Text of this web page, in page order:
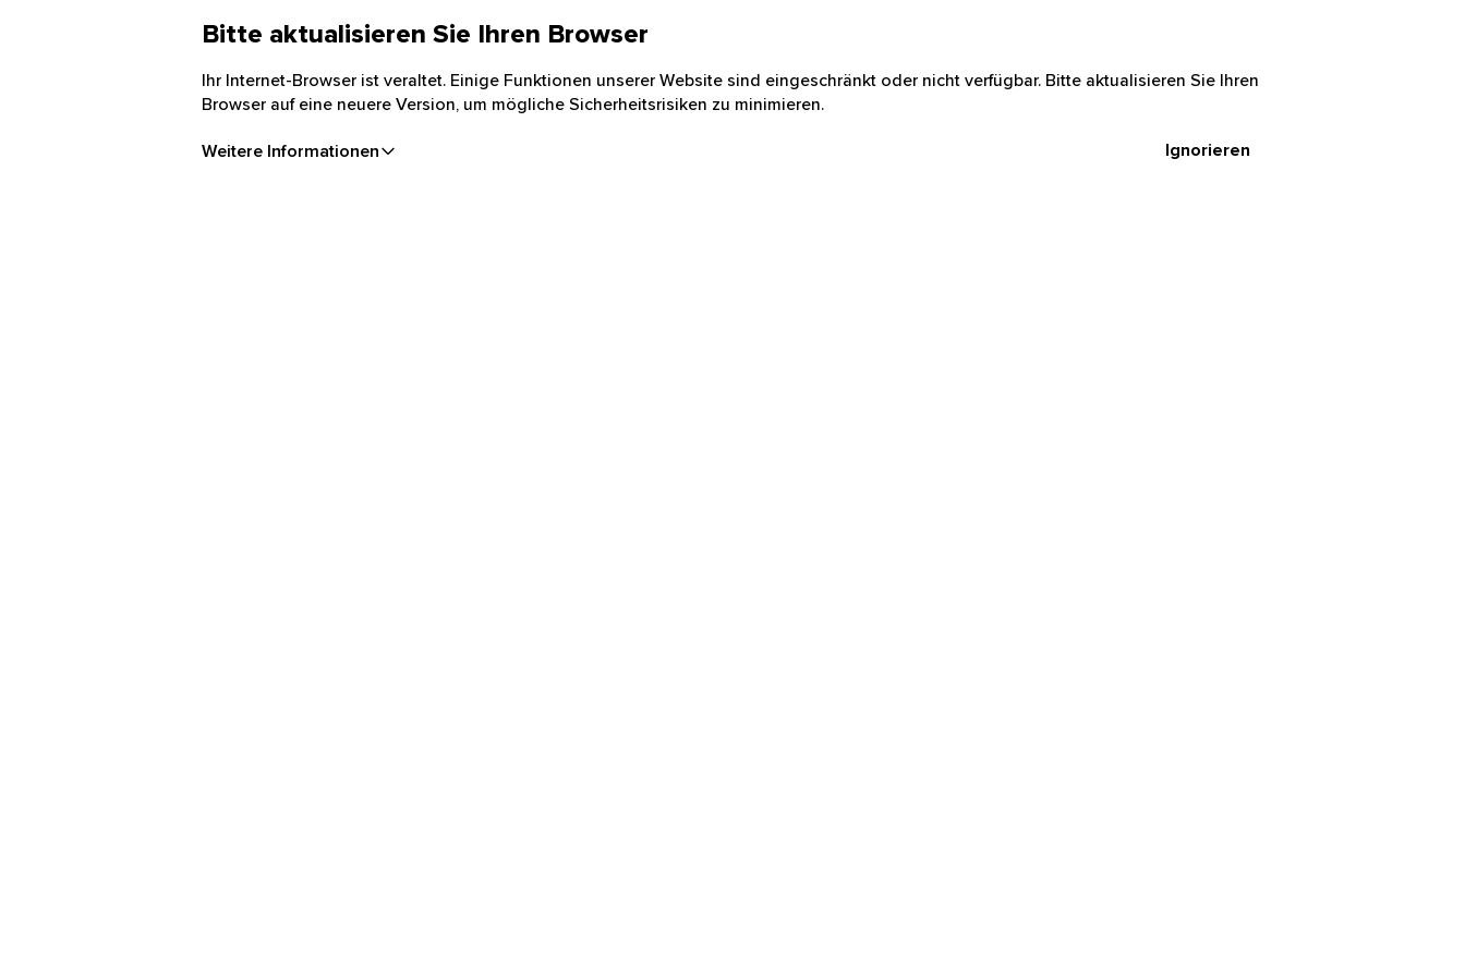
Bitte aktualisieren Sie Ihren Browser
Ihr Internet-Browser ist veraltet. Einige Funktionen unserer Website sind eingeschränkt oder nicht verfügbar. Bitte aktualisieren Sie Ihren
Browser auf eine neuere Version, um mögliche Sicherheitsrisiken zu minimieren.
Weitere Informationen Ignorieren